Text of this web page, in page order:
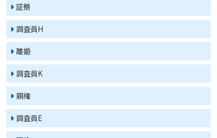
証拠
調査員H
離婚
調査員K
親権
調査員E